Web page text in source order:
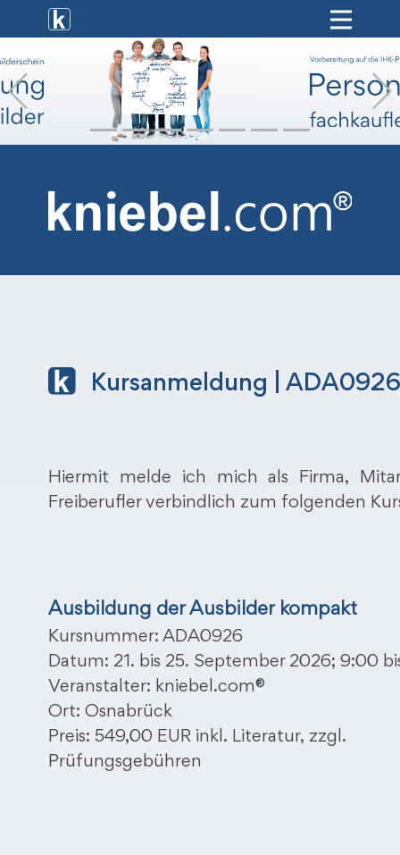
[ weiterbildung ]
[ onlinekurse ]
[ hr-service ]
[ shop ]
Previous
Kursanmeldung |
Hiermit melde ich mich als Firma,
Freiberufler verbindlich zum folgenden
Ausbildung der Ausbilder kompakt
Kursnummer: ADA0926
Datum: 21. bis 25. September 2026; 9:00
Veranstalter: kniebel.com®
Ort: Osnabrück
Preis: 549,00 EUR inkl. Literatur, zzgl.
Prüfungsgebühren